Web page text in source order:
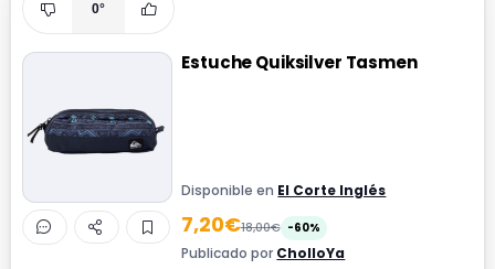
0°
Estuche Quiksilver Tasmen
Disponible en El Corte Inglés
7,20€18,00€ -60%
Publicado por CholloYa